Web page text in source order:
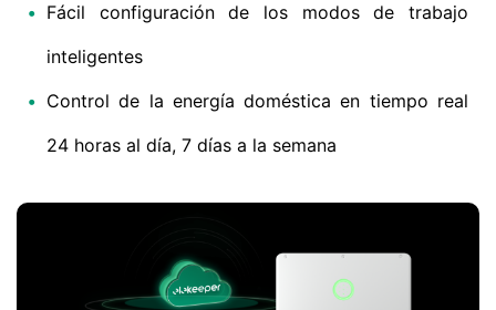
• Fácil configuración de los modos de trabajo
inteligentes
• Control de la energía doméstica en tiempo real
24 horas al día, 7 días a la semana